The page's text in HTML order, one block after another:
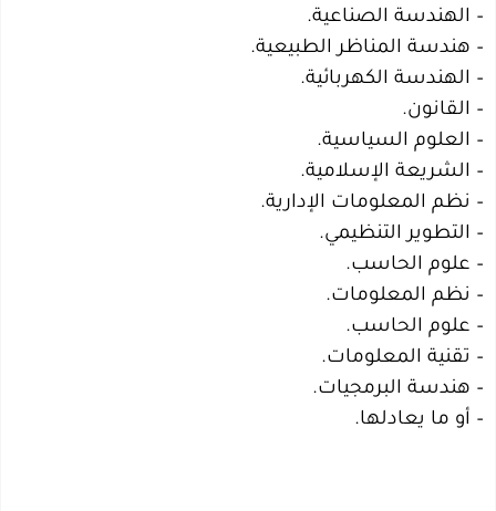
– الهندسة الصناعية.
– هندسة المناظر الطبيعية.
– الهندسة الكهربائية.
– القانون.
– العلوم السياسية.
– الشريعة الإسلامية.
– نظم المعلومات الإدارية.
– التطوير التنظيمي.
– علوم الحاسب.
– نظم المعلومات.
– علوم الحاسب.
– تقنية المعلومات.
– هندسة البرمجيات.
– أو ما يعادلها.